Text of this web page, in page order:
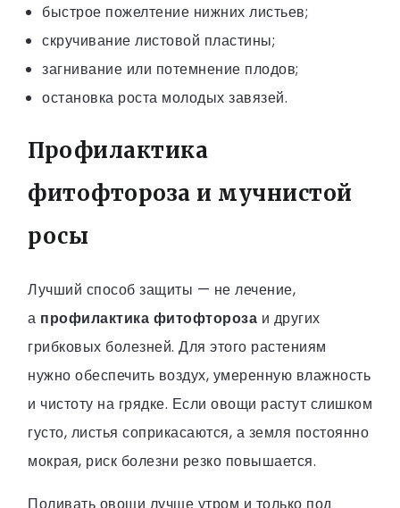
быстрое пожелтение нижних листьев;
скручивание листовой пластины;
загнивание или потемнение плодов;
остановка роста молодых завязей.
Профилактика
фитофтороза и мучнистой
росы
Лучший способ защиты — не лечение,
а профилактика фитофтороза и других
грибковых болезней. Для этого растениям
нужно обеспечить воздух, умеренную влажность
и чистоту на грядке. Если овощи растут слишком
густо, листья соприкасаются, а земля постоянно
мокрая, риск болезни резко повышается.